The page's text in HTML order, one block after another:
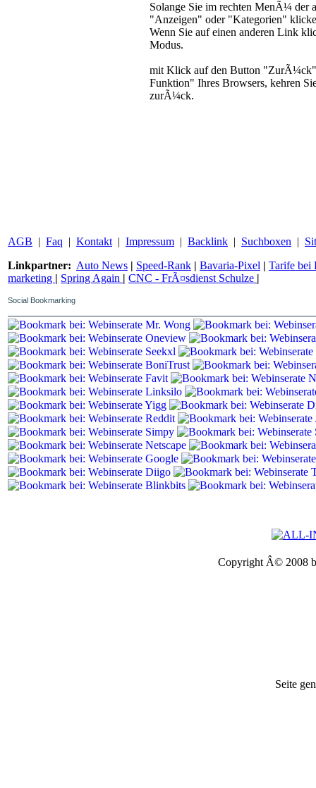
Solange Sie im rechten MenÃ¼ der
"Anzeigen" oder "Kategorien"
Wenn Sie auf einen anderen Link
Modus.
mit Klick auf den Button "ZurÃ¼ck"
Funktion" Ihres Browsers, kehren
zurÃ¼ck.
AGB | Faq | Kontakt | Impressum | Backlink | Suchboxen |
Linkpartner: Auto News | Speed-Rank | Bavaria-Pixel | Tarife bei
marketing | Spring Again | CNC - FrÃ¤sdienst Schulze |
Social Bookmarking
Copyright Â© 2008
Seite